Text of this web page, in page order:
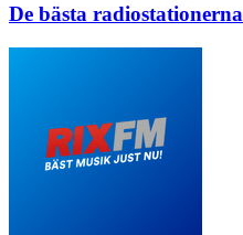
De bästa radiostationerna